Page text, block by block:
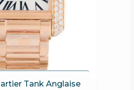
Tank Anglaise